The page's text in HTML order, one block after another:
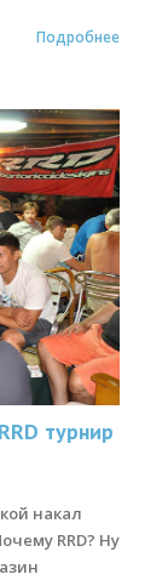
Подробнее
турнир
накал
RRD? Ну